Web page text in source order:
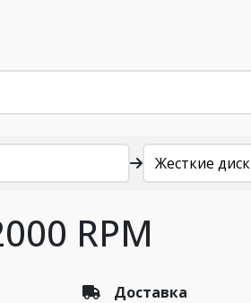
Жесткие
RPM
Доставка